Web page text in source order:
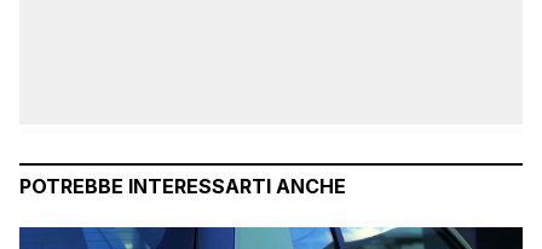
POTREBBE INTERESSARTI ANCHE